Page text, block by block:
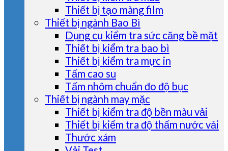
Thiết bị tạo màng film
Thiết bị ngành Bao Bì
Dụng cụ kiểm tra sức căng bề mặt
Thiết bị kiểm tra bao bì
Thiết bị kiểm tra mực in
Tấm cao su
Tấm nhôm chuẩn đo độ bục
Thiết bị ngành may mặc
Thiết bị kiểm tra độ bền màu vải
Thiết bị kiểm tra độ thấm nước vải
Thước xám